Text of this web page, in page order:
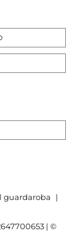
guardaroba
|
| ©